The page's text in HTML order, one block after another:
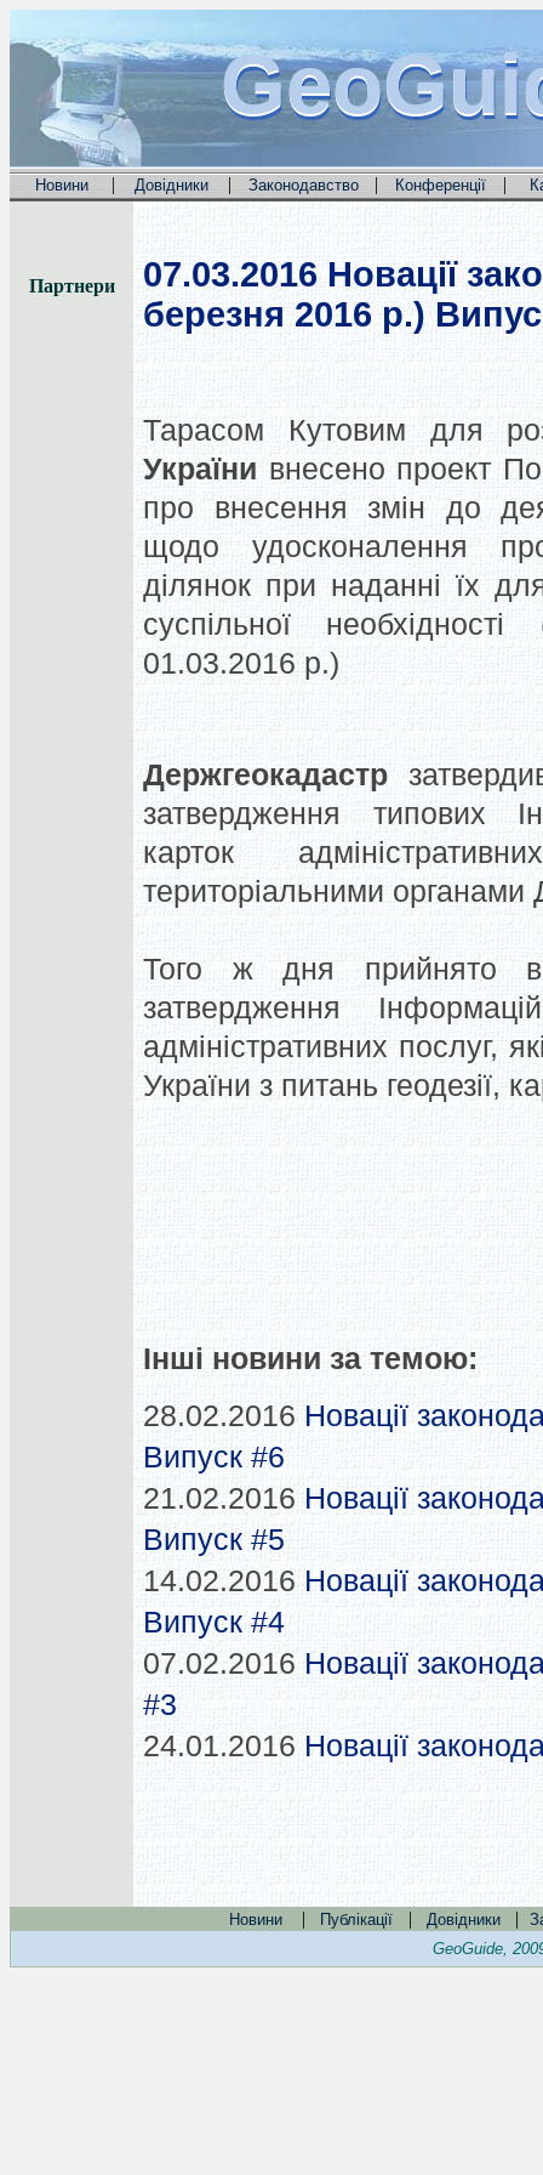
Новини | Довідники | Законодавство | Конференції |
Партнери 07.03.2016 Новації
березня 2016 р.)
Тарасом Кутовим для
України внесено проект
про внесення змін до
щодо удосконалення
ділянок при наданні їх
суспільної
01.03.2016 р.)
Держгеокадастр
затвердження типових
карток
територіальними органами
Того ж дня прийнято
затвердження
адміністративних послуг,
України з питань геодезії,
Інші новини за темою:
28.02.2016 Новації
Випуск #6
21.02.2016 Новації
Випуск #5
14.02.2016 Новації
Випуск #4
07.02.2016 Новації
#3
24.01.2016 Новації
Новини | Публікації | Довідники |
GeoGuide,